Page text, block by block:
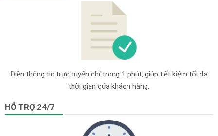
Điền thông tin trực tuyến chỉ trong 1 phút, giúp tiết kiệm tối đa
thời gian của khách hàng.
HỖ TRỢ 24/7